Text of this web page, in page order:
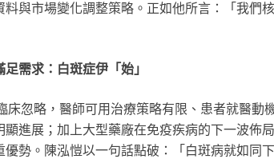
與市場變化調整策略。正如他所言：「我們
需求：白斑症伊「始」
床忽略，醫師可用治療策略有限、患者就醫動
進展；加上大型藥廠在免疫疾病的下一波佈
優勢。陳泓愷以一句話點破：「白斑病就如同